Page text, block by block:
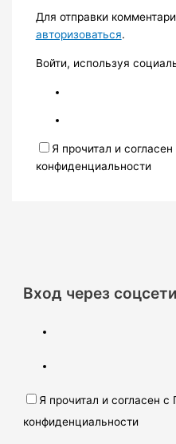
Для отправки
авторизоваться.
Войти, используя
Я прочитал и
конфиденциальности
Вход через соцсети
Я прочитал и согласен с
конфиденциальности